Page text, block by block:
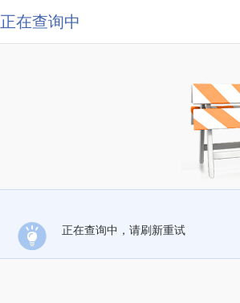
正在查询中
正在查询中，请刷新重试